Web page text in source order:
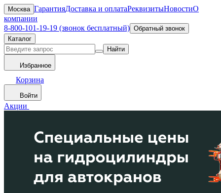
Москва ГарантияДоставка и оплатаРеквизитыНовостиО
компании
8-800-101-19-19 (звонок бесплатный) Обратный звонок
Каталог
Найти
Избранное
Корзина
Войти
Акции